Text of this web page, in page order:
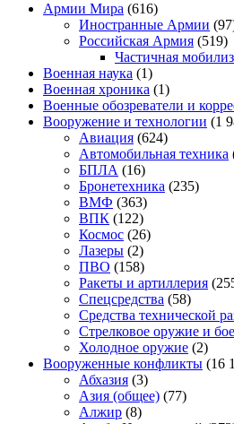
Армии Мира (616)
Иностранные Армии
Российская Армия (519)
Частичная
Военная наука (1)
Военная хроника (1)
Военные обозреватели и
Вооружение и технологии (1
Авиация (624)
Автомобильная техника
БПЛА (16)
Бронетехника (235)
ВМФ (363)
ВПК (122)
Космос (26)
Лазеры (2)
ПВО (158)
Ракеты и артиллерия
Спецсредства (58)
Средства технической
Стрелковое оружие и
Холодное оружие (2)
Вооруженные конфликты (16
Абхазия (3)
Азия (общее) (77)
Алжир (8)